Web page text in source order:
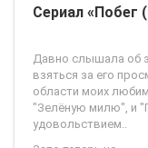
Сериал «Побег
Давно слышала об
взяться за его
области моих
"Зелёную милю", и
удовольствием..